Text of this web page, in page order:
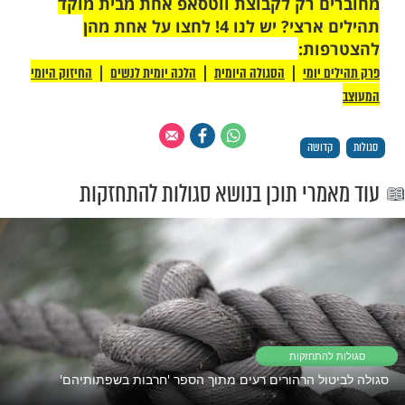
רק לקבוצת ווטסאפ אחת מבית מוקד
תהילים ארצי? יש לנו 4! לחצו על אחת מהן
|הסגולה היומית|הלכה יומית לנשים | החיזוק היומי